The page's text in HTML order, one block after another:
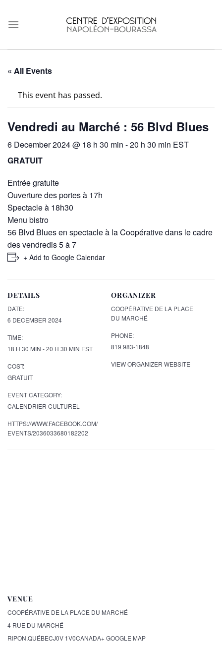
content
« All Events
This event has passed.
Vendredi au Marché : 56 Blvd Blues
6 December 2024 @ 18 h 30 min -20 h 30 min EST
GRATUIT
Entrée gratuite
Ouverture des portes à 17h
Spectacle à 18h30
Menu bistro
56 Blvd Blues en spectacle à la Coopérative dans le cadre
des vendredis 5 à 7
+ Add to Google Calendar
DETAILS
DATE:
6 DECEMBER 2024
TIME:
18 H 30 MIN - 20 H 30 MIN EST
COST:
GRATUIT
EVENT CATEGORY:
CALENDRIER CULTUREL
HTTPS://WWW.FACEBOOK.COM/
EVENTS/2036033680182202
ORGANIZER
COOPÉRATIVE DE LA PLACE
DU MARCHÉ
PHONE:
819 983-1848
VIEW ORGANIZER WEBSITE
VENUE
COOPÉRATIVE DE LA PLACE DU MARCHÉ
4 RUE DU MARCHÉ
RIPON,QUÉBECJ0V 1V0CANADA+ GOOGLE MAP